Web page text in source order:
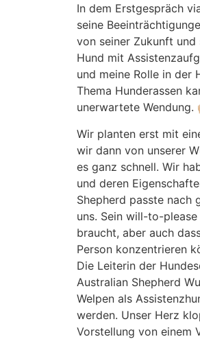
In dem Erstgespräch
seine
von seiner Zukunft und
Hund mit
und meine Rolle in der
Thema Hunderassen
unerwartete Wendung.
Wir planten erst mit
wir dann von unserer
es ganz schnell. Wir
und deren
Shepherd passte nach
uns. Sein will-to-
braucht, aber auch
Person konzentrieren
Die Leiterin der
Australian Shepherd
Welpen als
werden. Unser Herz
Vorstellung von einem